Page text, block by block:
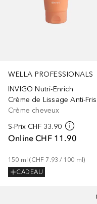
WELLA PROFESSIONALS
INVIGO Nutri-Enrich
Crème cheveux
S-Prix CHF 33.90
Online CHF 11.90
150 ml (CHF 7.93 / 100 ml)
CADEAU